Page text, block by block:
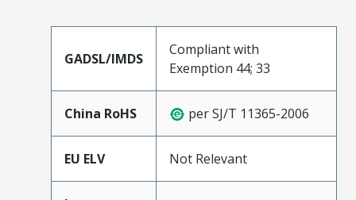
GADSL/IMDS
Compliant with
Exemption 44; 33
China RoHS per SJ/T 11365-2006
EU ELV Not Relevant